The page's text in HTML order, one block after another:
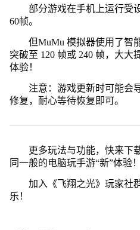
部分游戏在手机上运行受
60帧。
但MuMu 模拟器使用了智
突破至 120 帧或 240 帧，大大
体验！
注意：游戏更新时可能会
修复，耐心等待恢复即可。
更多玩法与功能，快来下
同一般的电脑玩手游“新”体验！
加入《飞翔之光》玩家社
乐！